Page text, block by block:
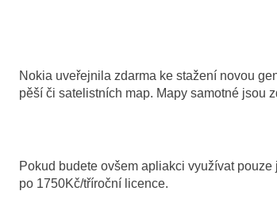
Nokia uveřejnila zdarma ke stažení novou
pěší či satelistních map. Mapy samotné jsou
Pokud budete ovšem apliakci využívat
po 1750Kč/tříroční licence.